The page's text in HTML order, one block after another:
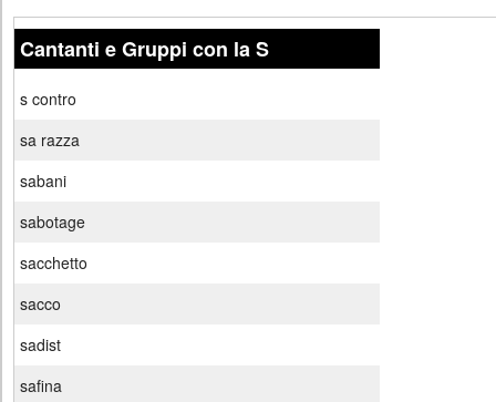
Cantanti e Gruppi con la S
s contro
sa razza
sabani
sabotage
sacchetto
sacco
sadist
safina